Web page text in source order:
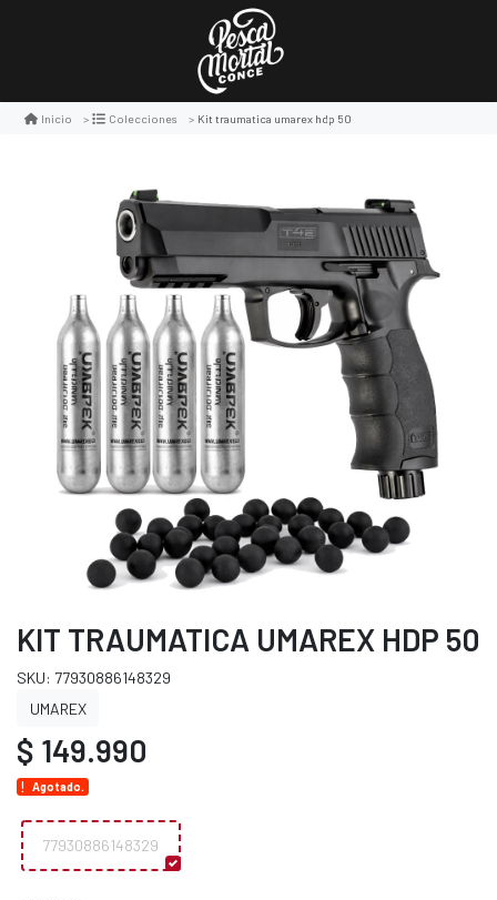
Inicio Colecciones Kit traumatica umarex hdp 50
KIT TRAUMATICA UMAREX HDP 50
SKU: 77930886148329
UMAREX
$ 149.990
Agotado.
77930886148329